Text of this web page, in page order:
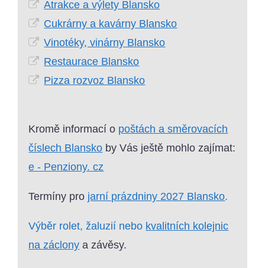
Atrakce a výlety Blansko
Cukrárny a kavárny Blansko
Vinotéky, vinárny Blansko
Restaurace Blansko
Pizza rozvoz Blansko
Kromě informací o poštách a směrovacích
číslech Blansko by Vás ještě mohlo zajímat:
e - Penziony. cz
Termíny pro jarní prázdniny 2027 Blansko.
Výběr rolet, žaluzií nebo kvalitních kolejnic
na záclony a závěsy.